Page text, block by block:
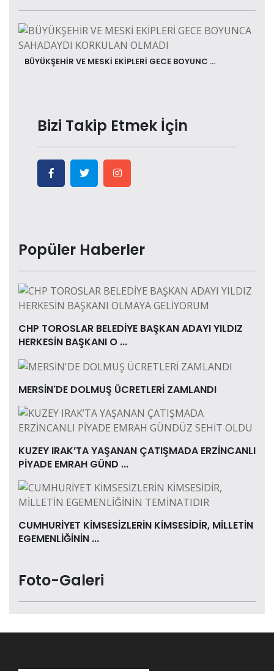
BÜYÜKŞEHİR VE MESKİ EKİPLERİ GECE BOYUNC ...
Bizi Takip Etmek İçin
Popüler Haberler
CHP TOROSLAR BELEDİYE BAŞKAN ADAYI YILDIZ
HERKESİN BAŞKANI O ...
MERSİN'DE DOLMUŞ ÜCRETLERİ ZAMLANDI
KUZEY IRAK’TA YAŞANAN ÇATIŞMADA ERZİNCANLI
PİYADE EMRAH GÜND ...
CUMHURİYET KİMSESİZLERİN KİMSESİDİR, MİLLETİN
EGEMENLİĞİNİN ...
Foto-Galeri